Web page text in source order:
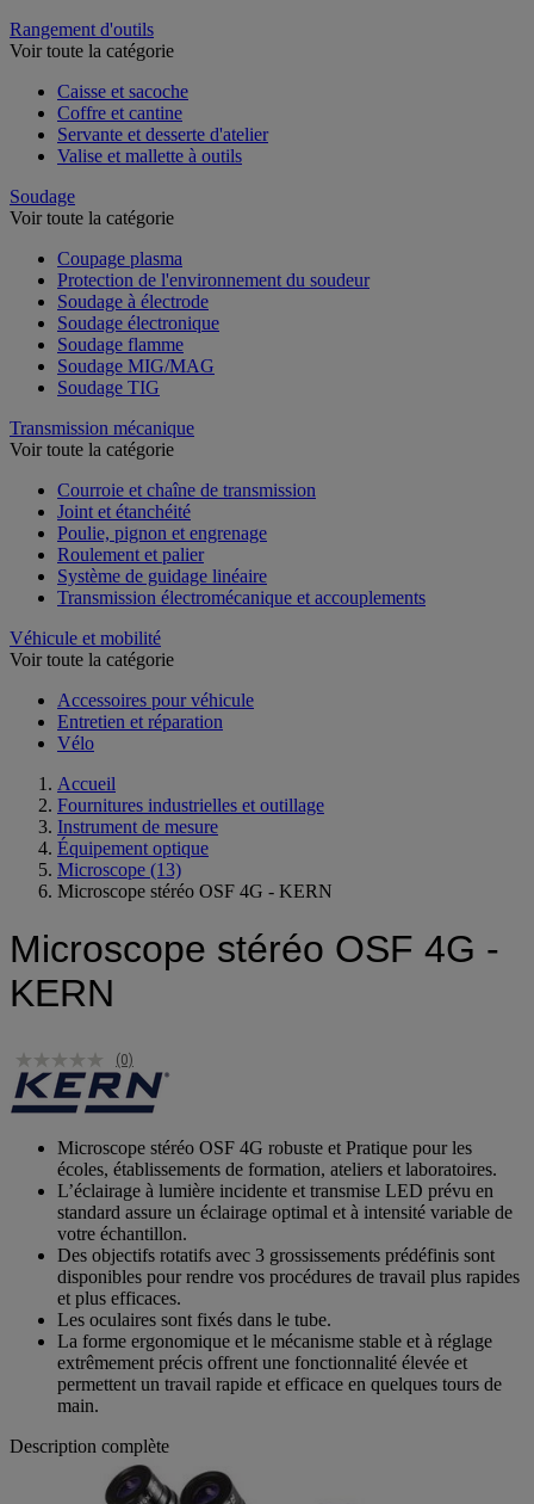
Rangement d'outils
Voir toute la catégorie
Caisse et sacoche
Coffre et cantine
Servante et desserte d'atelier
Valise et mallette à outils
Soudage
Voir toute la catégorie
Coupage plasma
Protection de l'environnement du soudeur
Soudage à électrode
Soudage électronique
Soudage flamme
Soudage MIG/MAG
Soudage TIG
Transmission mécanique
Voir toute la catégorie
Courroie et chaîne de transmission
Joint et étanchéité
Poulie, pignon et engrenage
Roulement et palier
Système de guidage linéaire
Transmission électromécanique et accouplements
Véhicule et mobilité
Voir toute la catégorie
Accessoires pour véhicule
Entretien et réparation
Vélo
Accueil
Fournitures industrielles et outillage
Instrument de mesure
Équipement optique
Microscope (13)
Microscope stéréo OSF 4G - KERN
Microscope stéréo OSF 4G -
KERN
(0)
Microscope stéréo OSF 4G robuste et Pratique pour les
écoles, établissements de formation, ateliers et laboratoires.
L’éclairage à lumière incidente et transmise LED prévu en
standard assure un éclairage optimal et à intensité variable de
votre échantillon.
Des objectifs rotatifs avec 3 grossissements prédéfinis sont
disponibles pour rendre vos procédures de travail plus rapides
et plus efficaces.
Les oculaires sont fixés dans le tube.
La forme ergonomique et le mécanisme stable et à réglage
extrêmement précis offrent une fonctionnalité élevée et
permettent un travail rapide et efficace en quelques tours de
main.
Description complète